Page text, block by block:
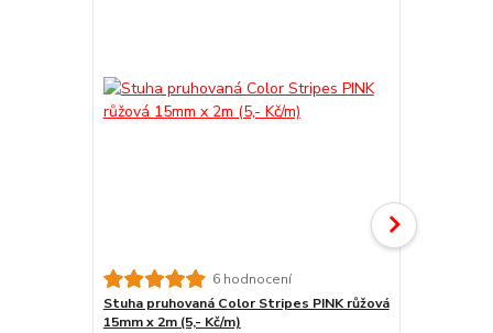
6 hodnocení
Stuha pruhovaná Color Stripes PINK růžová
15mm x 2m (5,- Kč/m)